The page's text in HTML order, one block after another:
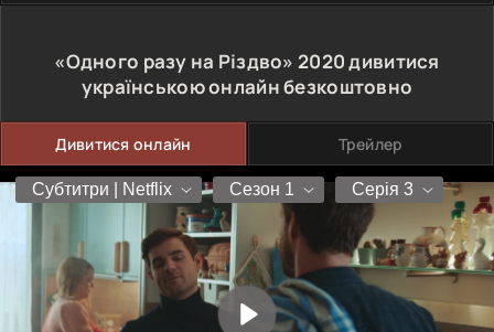
«Одного разу на Різдво»2020дивитися
українською онлайн безкоштовно
Дивитися онлайн Трейлер